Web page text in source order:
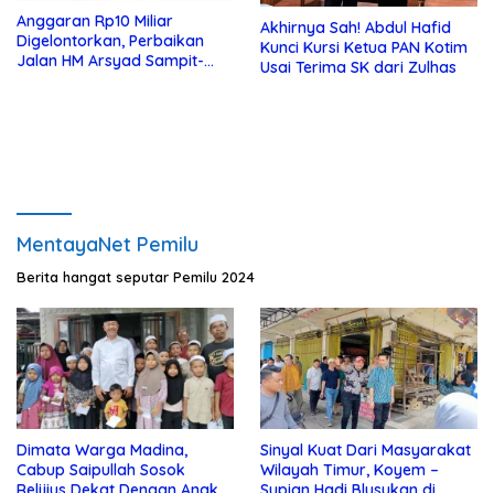
Anggaran Rp10 Miliar
Digelontorkan, Perbaikan
Jalan HM Arsyad Sampit-
Akhirnya Sah! Abdul Hafid
Kunci Kursi Ketua PAN Kotim
Usai Terima SK dari Zulhas
MentayaNet Pemilu
Berita hangat seputar Pemilu 2024
Dimata Warga Madina,
Cabup Saipullah Sosok
Sinyal Kuat Dari Masyarakat
Wilayah Timur, Koyem –